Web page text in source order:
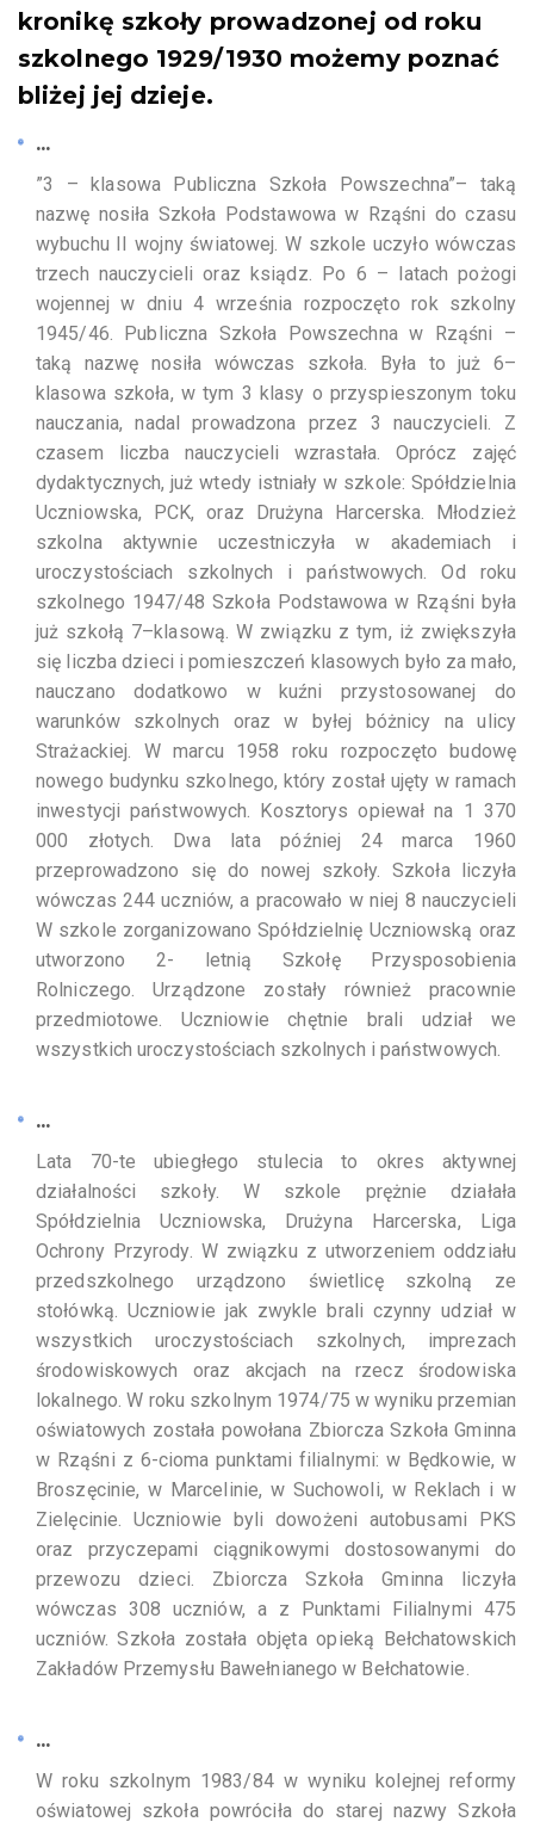
kronikę szkoły prowadzonej od roku
szkolnego 1929/1930 możemy poznać
bliżej jej dzieje.
...
”3 – klasowa Publiczna Szkoła Powszechna”– taką
nazwę nosiła Szkoła Podstawowa w Rząśni do czasu
wybuchu II wojny światowej. W szkole uczyło wówczas
trzech nauczycieli oraz ksiądz. Po 6 – latach pożogi
wojennej w dniu 4 września rozpoczęto rok szkolny
1945/46. Publiczna Szkoła Powszechna w Rząśni –
taką nazwę nosiła wówczas szkoła. Była to już 6–
klasowa szkoła, w tym 3 klasy o przyspieszonym toku
nauczania, nadal prowadzona przez 3 nauczycieli. Z
czasem liczba nauczycieli wzrastała. Oprócz zajęć
dydaktycznych, już wtedy istniały w szkole: Spółdzielnia
Uczniowska, PCK, oraz Drużyna Harcerska. Młodzież
szkolna aktywnie uczestniczyła w akademiach i
uroczystościach szkolnych i państwowych. Od roku
szkolnego 1947/48 Szkoła Podstawowa w Rząśni była
już szkołą 7–klasową. W związku z tym, iż zwiększyła
się liczba dzieci i pomieszczeń klasowych było za mało,
nauczano dodatkowo w kuźni przystosowanej do
warunków szkolnych oraz w byłej bóżnicy na ulicy
Strażackiej. W marcu 1958 roku rozpoczęto budowę
nowego budynku szkolnego, który został ujęty w ramach
inwestycji państwowych. Kosztorys opiewał na 1 370
000 złotych. Dwa lata później 24 marca 1960
przeprowadzono się do nowej szkoły. Szkoła liczyła
wówczas 244 uczniów, a pracowało w niej 8 nauczycieli
W szkole zorganizowano Spółdzielnię Uczniowską oraz
utworzono 2- letnią Szkołę Przysposobienia
Rolniczego. Urządzone zostały również pracownie
przedmiotowe. Uczniowie chętnie brali udział we
wszystkich uroczystościach szkolnych i państwowych.
...
Lata 70-te ubiegłego stulecia to okres aktywnej
działalności szkoły. W szkole prężnie działała
Spółdzielnia Uczniowska, Drużyna Harcerska, Liga
Ochrony Przyrody. W związku z utworzeniem oddziału
przedszkolnego urządzono świetlicę szkolną ze
stołówką. Uczniowie jak zwykle brali czynny udział w
wszystkich uroczystościach szkolnych, imprezach
środowiskowych oraz akcjach na rzecz środowiska
lokalnego. W roku szkolnym 1974/75 w wyniku przemian
oświatowych została powołana Zbiorcza Szkoła Gminna
w Rząśni z 6-cioma punktami filialnymi: w Będkowie, w
Broszęcinie, w Marcelinie, w Suchowoli, w Reklach i w
Zielęcinie. Uczniowie byli dowożeni autobusami PKS
oraz przyczepami ciągnikowymi dostosowanymi do
przewozu dzieci. Zbiorcza Szkoła Gminna liczyła
wówczas 308 uczniów, a z Punktami Filialnymi 475
uczniów. Szkoła została objęta opieką Bełchatowskich
Zakładów Przemysłu Bawełnianego w Bełchatowie.
...
W roku szkolnym 1983/84 w wyniku kolejnej reformy
oświatowej szkoła powróciła do starej nazwy Szkoła